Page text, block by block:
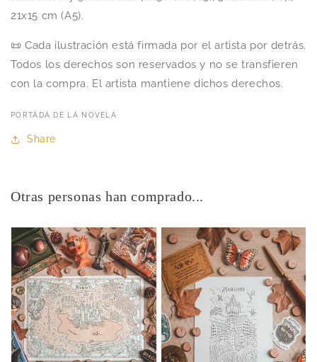
21x15 cm (A5).
📜 Cada ilustración está firmada por el artista por detrás.
Todos los derechos son reservados y no se transfieren
con la compra. El artista mantiene dichos derechos.
PORTADA DE LA NOVELA
Share
Otras personas han comprado...